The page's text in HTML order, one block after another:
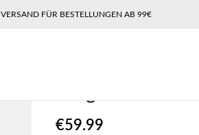
VERSAND FÜR BESTELLUNGEN AB 99€
€59.99